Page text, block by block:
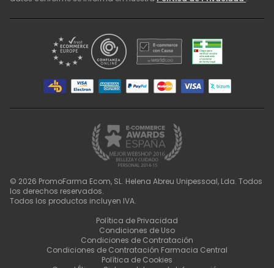
© 2026 PromoFarma Ecom, SL. Helena Abreu Unipessoal, Lda. Todos
los derechos reservados.
Todos los productos incluyen IVA.
Política de Privacidad
Condiciones de Uso
Condiciones de Contratación
Condiciones de Contratación Farmacia Central
Política de Cookies